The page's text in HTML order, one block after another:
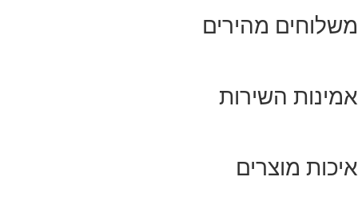
מהירים
השירות
מוצרים